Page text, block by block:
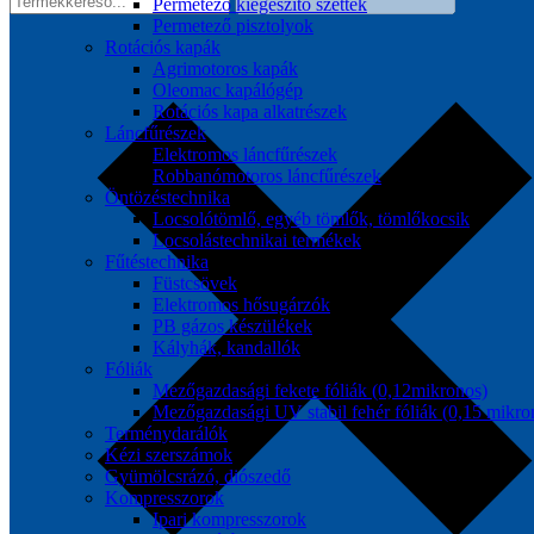
Permetező pisztolyok
Rotációs kapák
Agrimotoros kapák
Oleomac kapálógép
Rotációs kapa alkatrészek
Láncfűrészek
Elektromos láncfűrészek
Robbanómotoros láncfűrészek
Öntözéstechnika
Locsolótömlő, egyéb tömlők, tömlőkocsik
Locsolástechnikai termékek
Fűtéstechnika
Füstcsövek
Elektromos hősugárzók
PB gázos készülékek
Kályhák, kandallók
Fóliák
Mezőgazdasági fekete fóliák (0,12mikronos)
Mezőgazdasági UV stabil fehér fóliák (0,15
Terménydarálók
Kézi szerszámok
Gyümölcsrázó, diószedő
Kompresszorok
Ipari kompresszorok